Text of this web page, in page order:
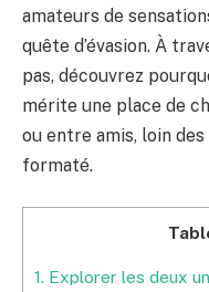
amateurs de
quête d’évasion. À
pas, découvrez
mérite une place de
ou entre amis, loin
formaté.
1. Explorer les deux